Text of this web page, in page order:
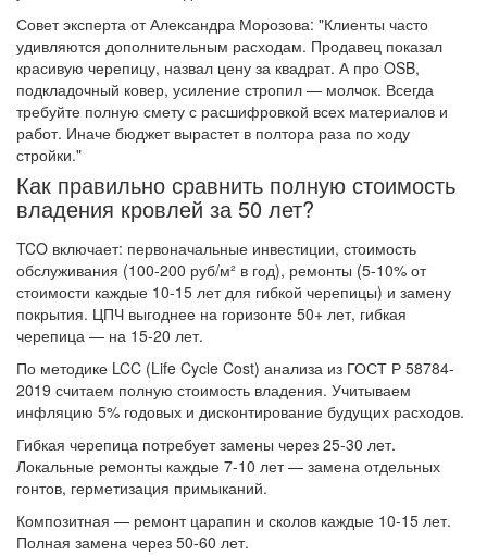
Совет эксперта от Александра Морозова: "Клиенты часто
удивляются дополнительным расходам. Продавец показал
красивую черепицу, назвал цену за квадрат. А про OSB,
подкладочный ковер, усиление стропил — молчок. Всегда
требуйте полную смету с расшифровкой всех материалов и
работ. Иначе бюджет вырастет в полтора раза по ходу
стройки."
Как правильно сравнить полную стоимость
владения кровлей за 50 лет?
TCO включает: первоначальные инвестиции, стоимость
обслуживания (100-200 руб/м² в год), ремонты (5-10% от
стоимости каждые 10-15 лет для гибкой черепицы) и замену
покрытия. ЦПЧ выгоднее на горизонте 50+ лет, гибкая
черепица — на 15-20 лет.
По методике LCC (Life Cycle Cost) анализа из ГОСТ Р 58784-
2019 считаем полную стоимость владения. Учитываем
инфляцию 5% годовых и дисконтирование будущих расходов.
Гибкая черепица потребует замены через 25-30 лет.
Локальные ремонты каждые 7-10 лет — замена отдельных
гонтов, герметизация примыканий.
Композитная — ремонт царапин и сколов каждые 10-15 лет.
Полная замена через 50-60 лет.